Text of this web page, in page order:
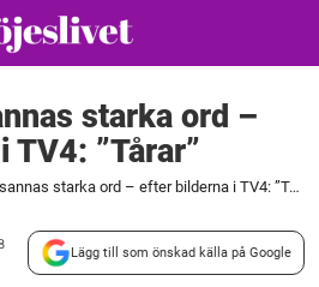
starka ord –
”Tårar”
”Bonde”-Susannas starka ord – efter bilderna i TV4: ”Tårar”
Lägg till som önskad källa på Google